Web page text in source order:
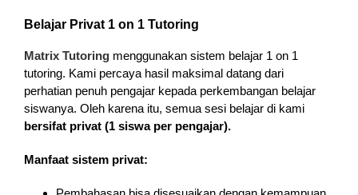
Belajar Privat 1 on 1 Tutoring
Matrix Tutoringmenggunakan sistem belajar 1 on 1
tutoring. Kami percaya hasil maksimal datang dari
perhatian penuh pengajar kepada perkembangan belajar
siswanya. Oleh karena itu, semua sesi belajar di kami
bersifat privat (1 siswa per pengajar).
Manfaat sistem privat: